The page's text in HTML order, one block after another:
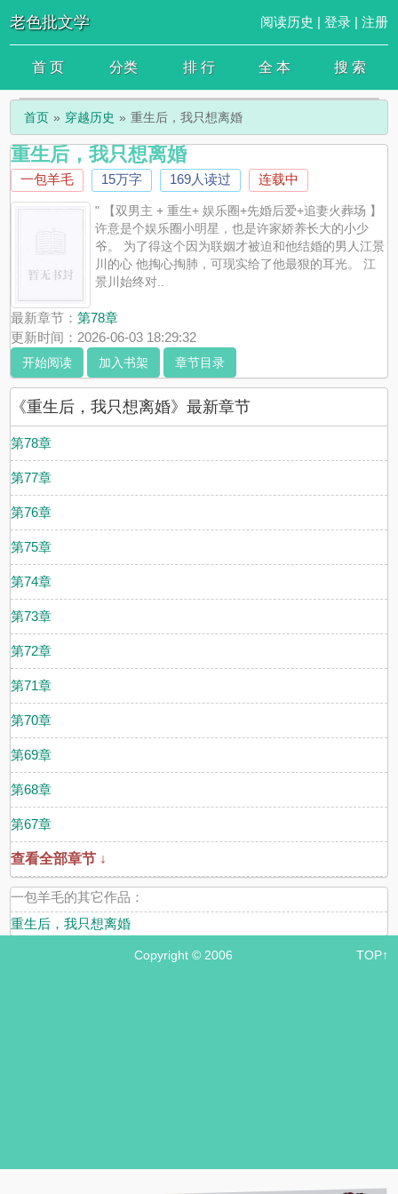
老色批文学 阅读历史 | 登录| 注册
首 页 分类 排 行 全 本 搜 索
首页 穿越历史 重生后，我只想离婚
重生后，我只想离婚
一包羊毛 15万字 169人读过 连载中
" 【双男主 + 重生+ 娱乐圈+先婚后爱+追妻火葬场 】
许意是个娱乐圈小明星，也是许家娇养长大的小少
爷。 为了得这个因为联姻才被迫和他结婚的男人江景
川的心 他掏心掏肺，可现实给了他最狠的耳光。 江
景川始终对..
最新章节：第78章
更新时间：2026-06-03 18:29:32
开始阅读 加入书架 章节目录
《重生后，我只想离婚》最新章节
第78章
第77章
第76章
第75章
第74章
第73章
第72章
第71章
第70章
第69章
第68章
第67章
查看全部章节 ↓
一包羊毛的其它作品：
重生后，我只想离婚
Copyright © 2006 TOP↑